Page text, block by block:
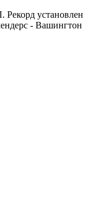
Рекорд установлен
- Вашингтон